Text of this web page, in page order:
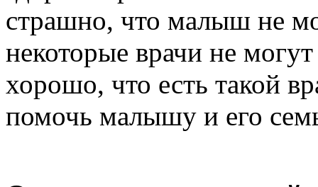
страшно, что малыш не
некоторые врачи не
хорошо, что есть такой
помочь малышу и его